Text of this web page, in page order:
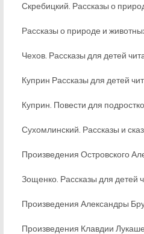
Скребицкий. Рассказы о
Рассказы о природе и
Чехов. Рассказы для детей
Куприн Рассказы для детей
Куприн. Повести для
Сухомлинский. Рассказы и
Произведения Островского
Зощенко. Рассказы для детей
Произведения Александры
Произведения Клавдии